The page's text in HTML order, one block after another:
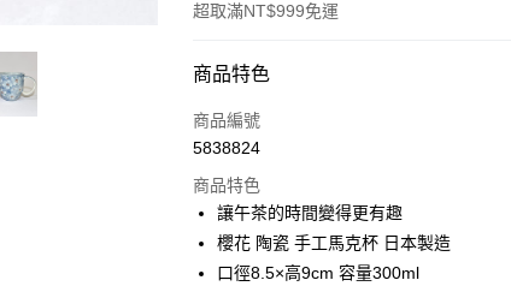
超取滿NT$999免運
付款方式
信用卡一次付款
3 期 0 利率 每期 NT$186
合作金庫商業銀行
華南商業銀行
超商取貨付款
商品特色
商品編號
5838824
商品特色
讓午茶的時間變得更有趣
櫻花 陶瓷 手工馬克杯 日本製造
口徑8.5×高9cm 容量300ml